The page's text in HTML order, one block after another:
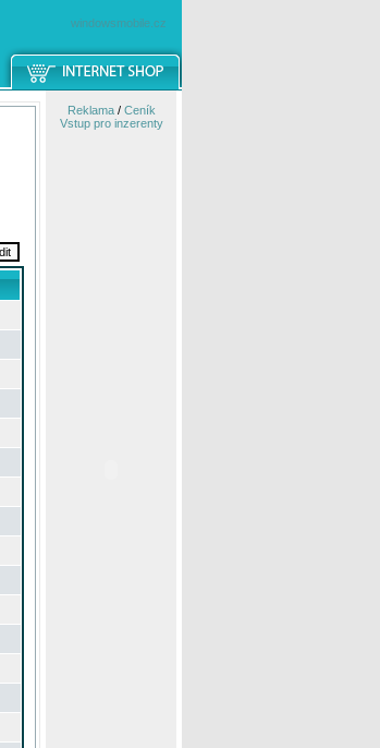
windowsmobile.cz
Reklama/ Ceník
Vstup pro inzerenty